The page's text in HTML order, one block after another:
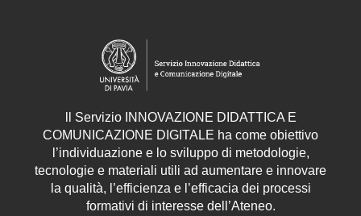
Servizio INNOVAZIONE DIDATTICA E
COMUNICAZIONE DIGITALE ha come obiettivo
l’individuazione e lo sviluppo di metodologie,
tecnologie e materiali utili ad aumentare e innovare
la qualità, l’efficienza e l’efficacia dei processi
formativi di interesse dell’Ateneo.